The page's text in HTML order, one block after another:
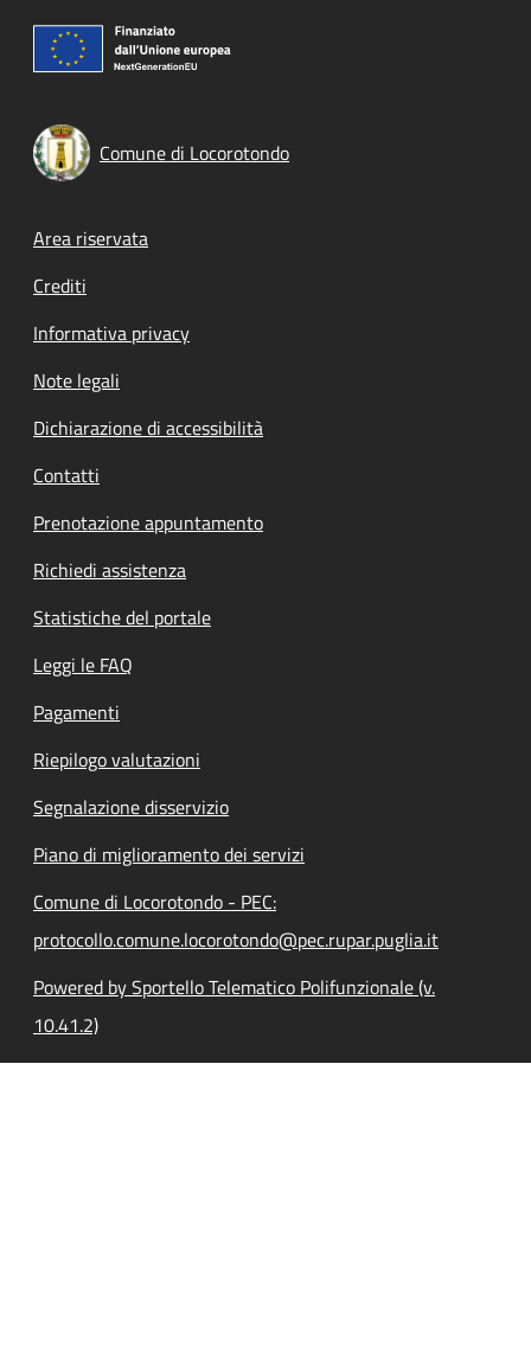
Comune di Locorotondo
Footer menu
Area riservata
Crediti
Informativa privacy
Note legali
Dichiarazione di accessibilità
Contatti
Prenotazione appuntamento
Richiedi assistenza
Statistiche del portale
Leggi le FAQ
Pagamenti
Riepilogo valutazioni
Segnalazione disservizio
Piano di miglioramento dei servizi
Comune di Locorotondo - PEC:
protocollo.comune.locorotondo@pec.rupar.puglia.it
Powered by Sportello Telematico Polifunzionale (v.
10.41.2)